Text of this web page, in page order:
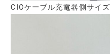
CIOケーブル充電器側サイズ